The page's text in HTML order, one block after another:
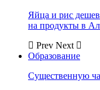
Яйца и рис
на продукты в
Prev Next
Образование
Существенную